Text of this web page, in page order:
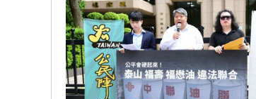
最遺憾童年記憶空白 禹菡：
每股配12.8元的它 Ｑ2營收
連續2場安打！ 林安可掃二